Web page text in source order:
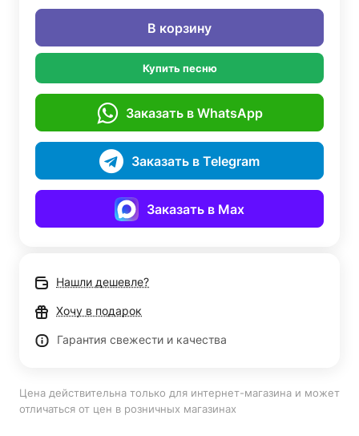
В корзину
Купить песню
Заказать в WhatsApp
Заказать в Telegram
Заказать в Max
Нашли дешевле?
Хочу в подарок
Гарантия свежести и качества
Цена действительна только для интернет-магазина и может
отличаться от цен в розничных магазинах